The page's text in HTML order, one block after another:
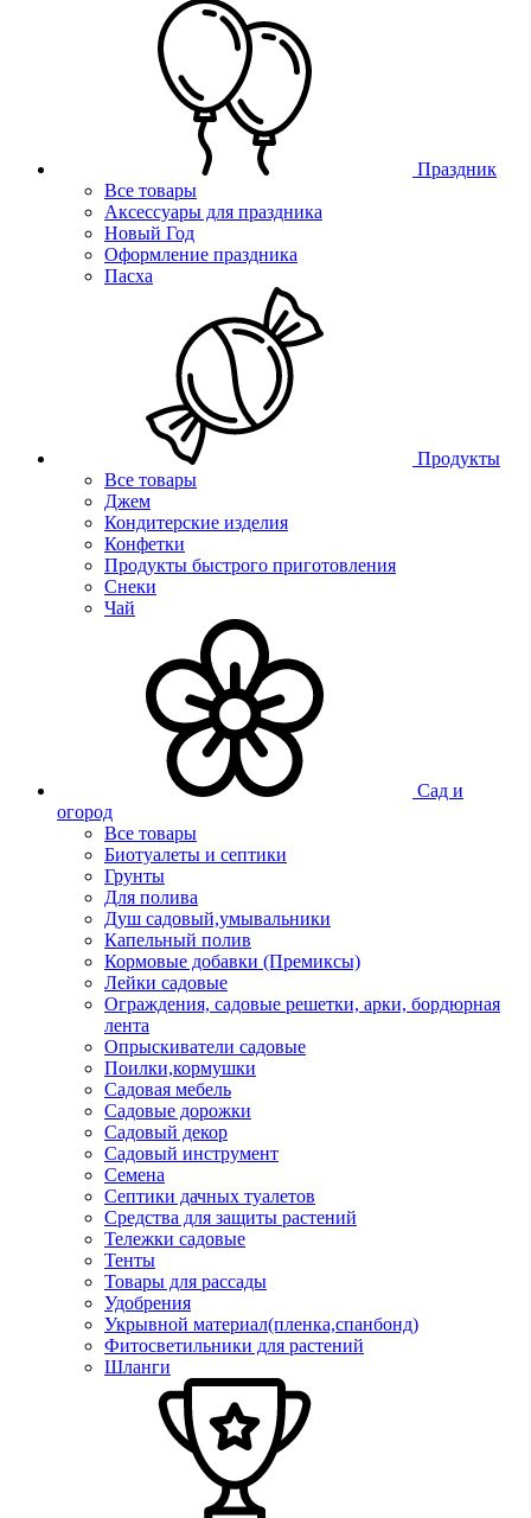
Праздник
Все товары
Аксессуары для праздника
Новый Год
Оформление праздника
Пасха
Продукты
Все товары
Джем
Кондитерские изделия
Конфетки
Продукты быстрого приготовления
Снеки
Чай
Сад и
огород
Все товары
Биотуалеты и септики
Грунты
Для полива
Душ садовый,умывальники
Капельный полив
Кормовые добавки (Премиксы)
Лейки садовые
Ограждения, садовые решетки, арки, бордюрная
лента
Опрыскиватели садовые
Поилки,кормушки
Садовая мебель
Садовые дорожки
Садовый декор
Садовый инструмент
Семена
Септики дачных туалетов
Средства для защиты растений
Тележки садовые
Тенты
Товары для рассады
Удобрения
Укрывной материал(пленка,спанбонд)
Фитосветильники для растений
Шланги